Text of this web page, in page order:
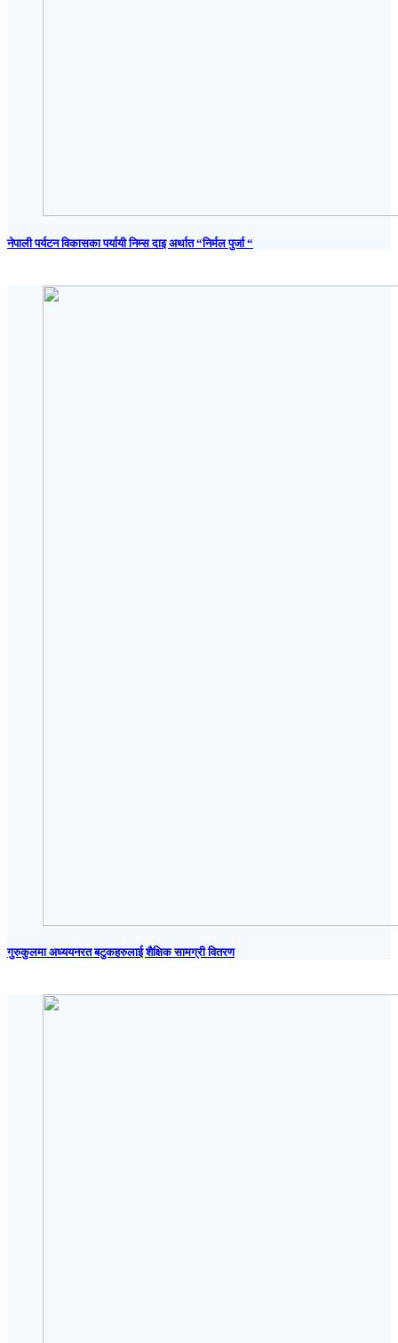
नेपाली पर्यटन विकासका पर्यायी निम्स दाइ अर्थात “निर्मल पुर्जा “
गुरुकुलमा अध्ययनरत बटुकहरुलाई शैक्षिक सामग्री वितरण